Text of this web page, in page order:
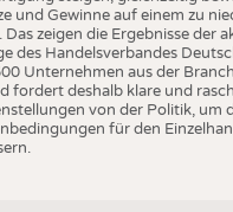
und Gewinne auf einem zu
Das zeigen die Ergebnisse der
des Handelsverbandes
Unternehmen aus der
fordert deshalb klare und
von der Politik, um
für den